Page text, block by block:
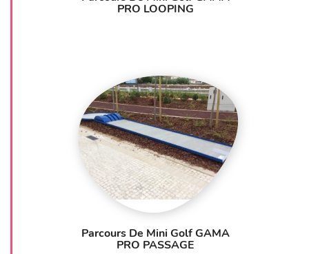
PRO LOOPING
Parcours De Mini Golf GAMA
PRO PASSAGE